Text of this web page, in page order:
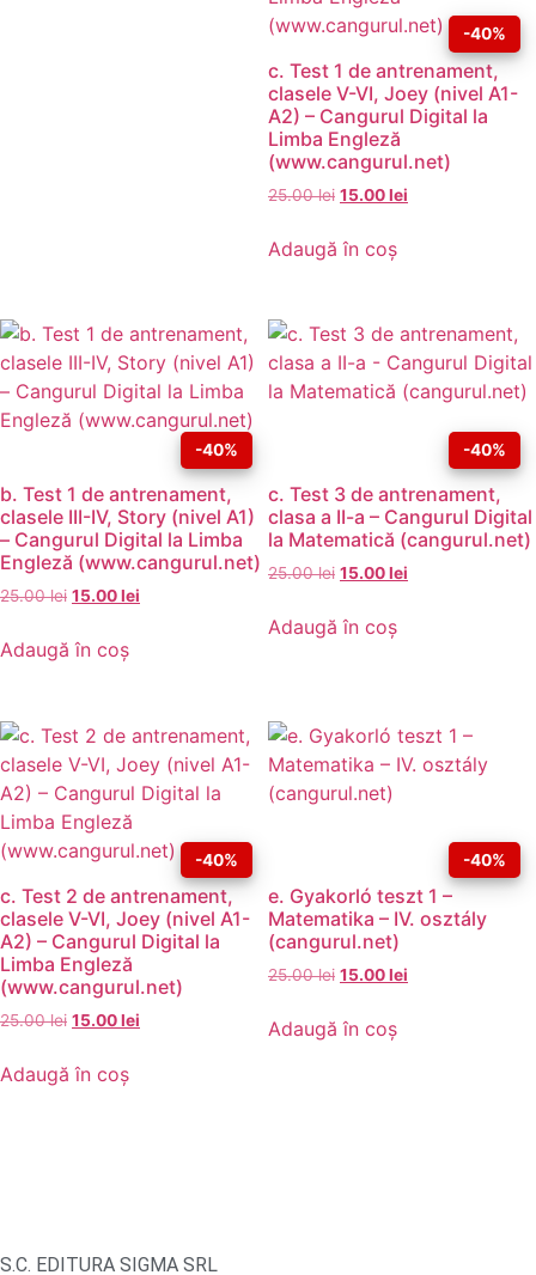
-40%
c. Test 1 de antrenament,
clasele V-VI, Joey (nivel A1-
A2) – Cangurul Digital la
Limba Engleză
(www.cangurul.net)
25.00lei 15.00lei
Adaugă în coș
-40%
b. Test 1 de antrenament,
clasele III-IV, Story (nivel A1)
– Cangurul Digital la Limba
Engleză (www.cangurul.net)
25.00lei 15.00lei
Adaugă în coș
-40%
c. Test 3 de antrenament,
clasa a II-a – Cangurul Digital
la Matematică (cangurul.net)
25.00lei 15.00lei
Adaugă în coș
-40%
c. Test 2 de antrenament,
clasele V-VI, Joey (nivel A1-
A2) – Cangurul Digital la
Limba Engleză
(www.cangurul.net)
25.00lei 15.00lei
Adaugă în coș
-40%
e. Gyakorló teszt 1 –
Matematika – IV. osztály
(cangurul.net)
25.00lei 15.00lei
Adaugă în coș
S.C. EDITURA SIGMA SRL